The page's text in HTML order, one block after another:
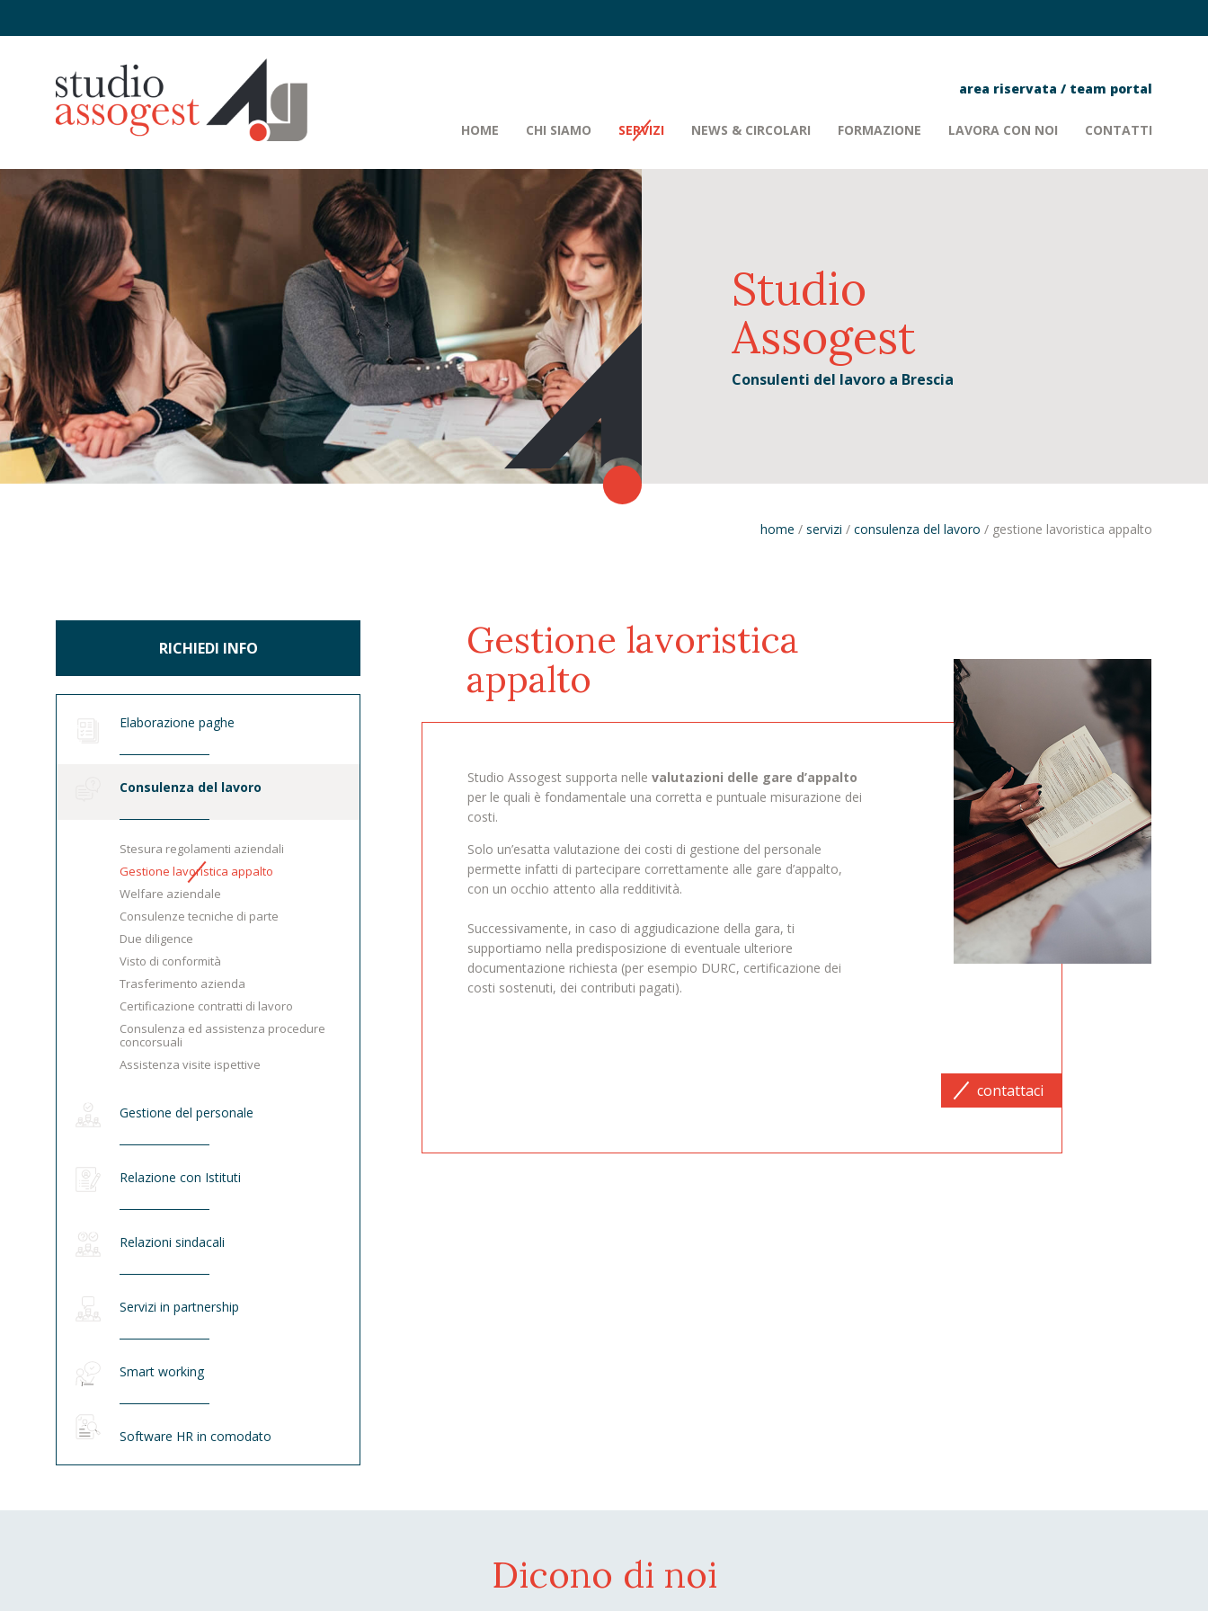
area riservata / team portal
HOME CHI SIAMO SERVIZI NEWS & CIRCOLARI FORMAZIONE LAVORA CON NOI CONTATTI
Studio
Assogest
Consulenti del lavoro a Brescia
home / servizi / consulenza del lavoro / gestione lavoristica appalto
RICHIEDI INFO
Elaborazione paghe
Consulenza del lavoro
Stesura regolamenti aziendali
Gestione lavoristica appalto
Welfare aziendale
Consulenze tecniche di parte
Due diligence
Visto di conformità
Trasferimento azienda
Certificazione contratti di lavoro
Consulenza ed assistenza procedure
concorsuali
Assistenza visite ispettive
Gestione del personale
Relazione con Istituti
Relazioni sindacali
Servizi in partnership
Smart working
Software HR in comodato
Gestione lavoristica
appalto
Studio Assogest supporta nelle valutazioni delle gare d’appalto
per le quali è fondamentale una corretta e puntuale misurazione dei
costi.
Solo un’esatta valutazione dei costi di gestione del personale
permette infatti di partecipare correttamente alle gare d’appalto,
con un occhio attento alla redditività.
Successivamente, in caso di aggiudicazione della gara, ti
supportiamo nella predisposizione di eventuale ulteriore
documentazione richiesta (per esempio DURC, certificazione dei
costi sostenuti, dei contributi pagati).
contattaci
Dicono di noi